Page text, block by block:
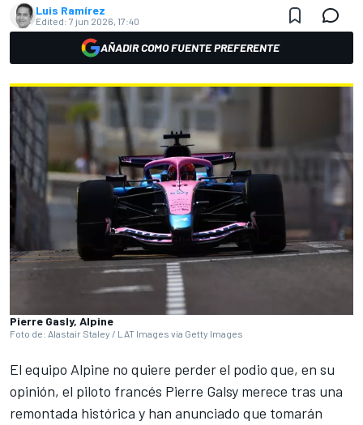
Luis Ramírez
Edited: 7 jun 2026, 17:40
AÑADIR COMO FUENTE PREFERENTE
Pierre Gasly, Alpine
Foto de: Alastair Staley / LAT Images via Getty Images
El equipo Alpine no quiere perder el podio que, en su
opinión, el piloto francés Pierre Galsy merece tras una
remontada histórica y han anunciado que tomarán